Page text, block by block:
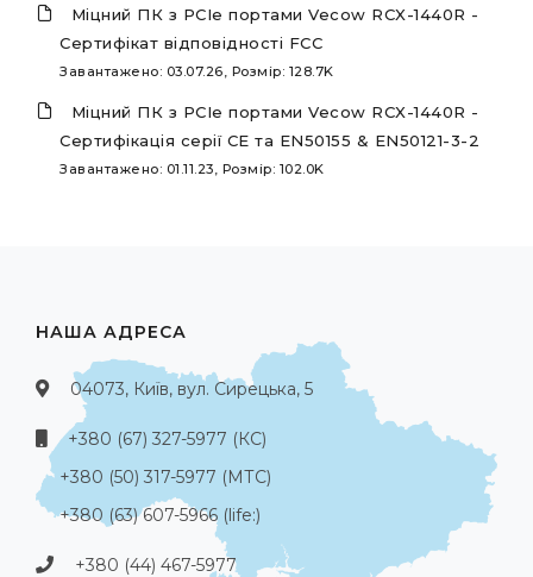
Міцний ПК з PCIe портами Vecow RCX-1440R -
Сертифікат відповідності FCC
Завантажено: 03.07.26, Розмір: 128.7K
Міцний ПК з PCIe портами Vecow RCX-1440R -
Сертифікація серії CE та EN50155 & EN50121-3-2
Завантажено: 01.11.23, Розмір: 102.0K
НАША АДРЕСА
04073, Київ, вул. Сирецька, 5
+380 (67) 327-5977 (КС)
+380 (50) 317-5977 (МТС)
+380 (63) 607-5966 (life:)
+380 (44) 467-5977